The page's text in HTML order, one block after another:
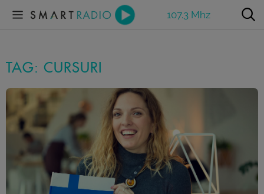
107.3 Mhz
TAG: CURSURI